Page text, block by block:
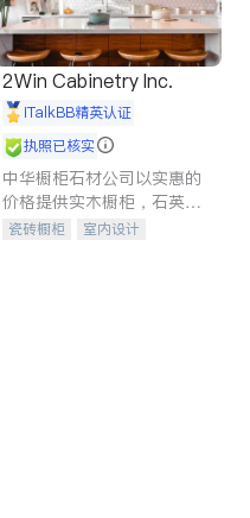
2Win Cabinetry Inc.
iTalkBB精英认证
执照已核实
中华橱柜石材公司以实惠的
价格提供实木橱柜，石英石
台面，多种优质不锈钢水
瓷砖橱柜
室内设计